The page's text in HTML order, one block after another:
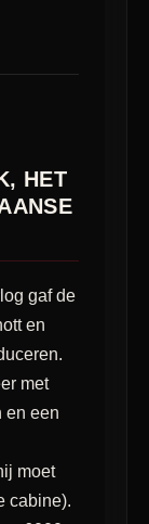
HET
gaf de
en
met
en een
moet
cabine).